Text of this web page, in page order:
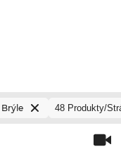
Brýle